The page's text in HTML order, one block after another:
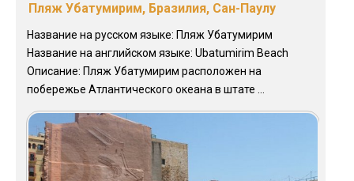
Пляж Убатумирим, Бразилия, Сан-Паулу
Название на русском языке: Пляж Убатумирим
Название на английском языке: Ubatumirim Beach
Описание: Пляж Убатумирим расположен на
побережье Атлантического океана в штате ...